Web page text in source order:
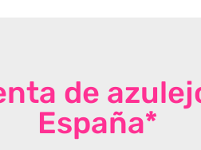
de
España*